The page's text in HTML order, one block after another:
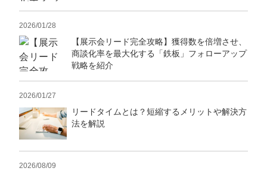
2026/01/28
【展示会リード完全攻略】獲得数を倍増させ、
商談化率を最大化する「鉄板」フォローアップ
戦略を紹介
2026/01/27
リードタイムとは？短縮するメリットや解決方
法を解説
2026/08/09